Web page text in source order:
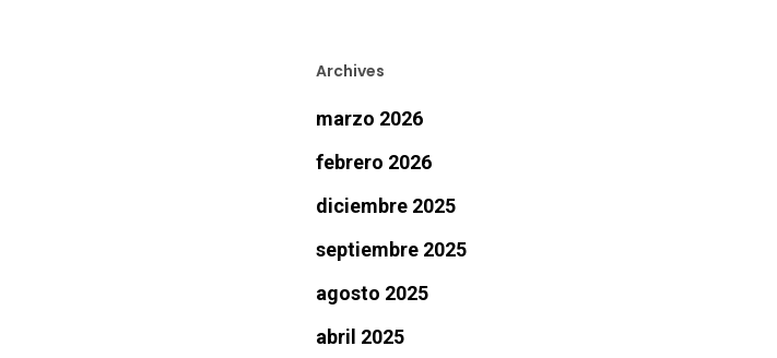
Archives
marzo 2026
febrero 2026
diciembre 2025
septiembre 2025
agosto 2025
abril 2025